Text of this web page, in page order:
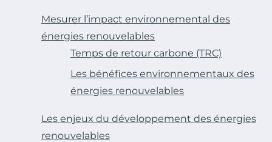
Mesurer l’impact environnemental des
énergies renouvelables
Temps de retour carbone (TRC)
Les bénéfices environnementaux des
énergies renouvelables
Les enjeux du développement des énergies
renouvelables